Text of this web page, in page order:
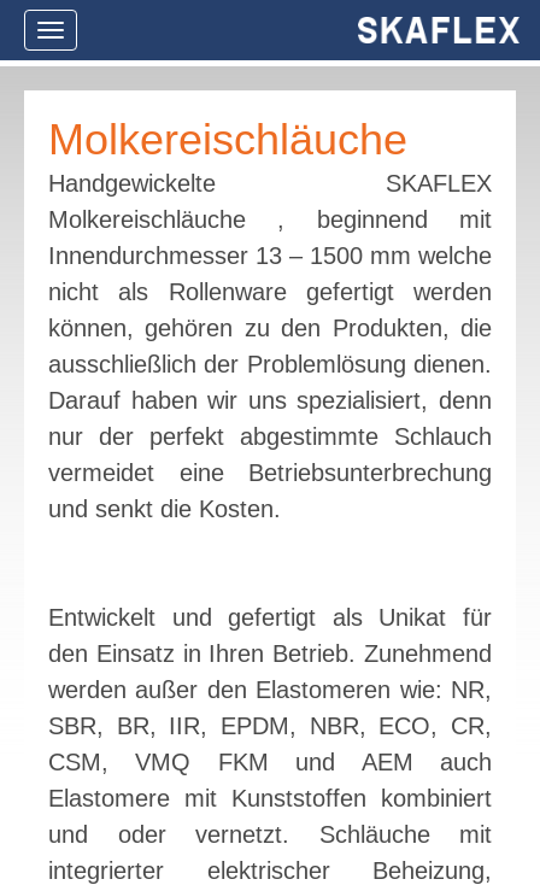
Navigation
ein-/ausblenden
Molkereischläuche
Handgewickelte SKAFLEX
Molkereischläuche , beginnend mit
Innendurchmesser 13 – 1500 mm welche
nicht als Rollenware gefertigt werden
können, gehören zu den Produkten, die
ausschließlich der Problemlösung dienen.
Darauf haben wir uns spezialisiert, denn
nur der perfekt abgestimmte Schlauch
vermeidet eine Betriebsunterbrechung
und senkt die Kosten.
Entwickelt und gefertigt als Unikat für
den Einsatz in Ihren Betrieb. Zunehmend
werden außer den Elastomeren wie: NR,
SBR, BR, IIR, EPDM, NBR, ECO, CR,
CSM, VMQ FKM und AEM auch
Elastomere mit Kunststoffen kombiniert
und oder vernetzt. Schläuche mit
integrierter elektrischer Beheizung,